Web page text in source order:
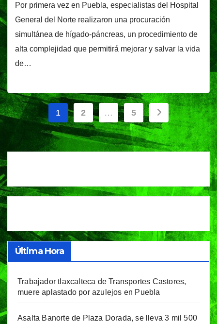
Por primera vez en Puebla, especialistas del Hospital
General del Norte realizaron una procuración
simultánea de hígado-páncreas, un procedimiento de
alta complejidad que permitirá mejorar y salvar la vida
de…
Paginación
de
entradas
1 2 … 5
Última Hora
Trabajador tlaxcalteca de Transportes Castores,
muere aplastado por azulejos en Puebla
Asalta Banorte de Plaza Dorada, se lleva 3 mil 500